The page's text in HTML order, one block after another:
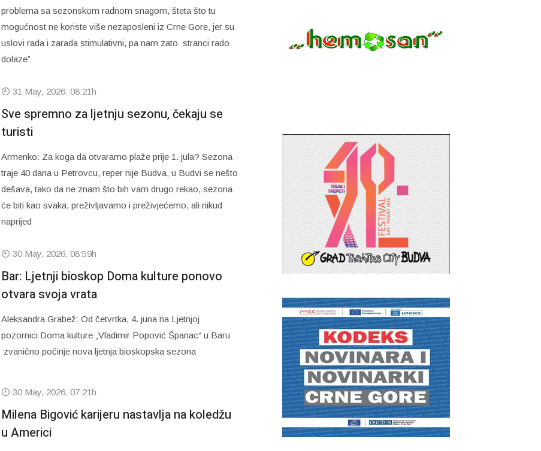
problema sa sezonskom radnom snagom, šteta što tu
mogućnost ne koriste više nezaposleni iz Crne Gore, jer su
uslovi rada i zarada stimulativni, pa nam zato stranci rado
dolaze”
31 May, 2026. 08:21h
Sve spremno za ljetnju sezonu, čekaju se
turisti
Armenko: Za koga da otvaramo plaže prije 1. jula? Sezona
traje 40 dana u Petrovcu, reper nije Budva, u Budvi se nešto
dešava, tako da ne znam što bih vam drugo rekao, sezona
će biti kao svaka, preživljavamo i preživjećemo, ali nikud
naprijed
30 May, 2026. 08:59h
Bar: Ljetnji bioskop Doma kulture ponovo
otvara svoja vrata
Aleksandra Grabež: Od četvrtka, 4. juna na Ljetnjoj
pozornici Doma kulture „Vladimir Popović Španac“ u Baru
zvanično počinje nova ljetnja bioskopska sezona
30 May, 2026. 07:21h
Milena Bigović karijeru nastavlja na koledžu
u Americi